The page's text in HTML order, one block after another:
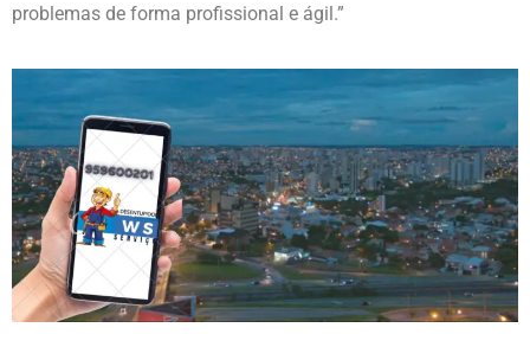
problemas de forma profissional e ágil.”